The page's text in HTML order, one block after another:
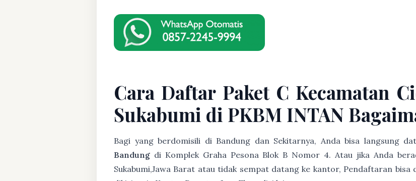
Cara Daftar Paket C Kecamatan
Sukabumi di PKBM INTAN
Bagi yang berdomisili di Bandung dan Sekitarnya, Anda bisa langsung
Bandung di Komplek Graha Pesona Blok B Nomor 4. Atau jika Anda
Sukabumi,Jawa Barat atau tidak sempat datang ke kantor, Pendaftaran bisa